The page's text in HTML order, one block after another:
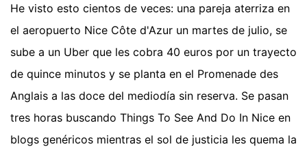
He visto esto cientos de veces: una pareja aterriza en
el aeropuerto Nice Côte d'Azur un martes de julio, se
sube a un Uber que les cobra 40 euros por un trayecto
de quince minutos y se planta en el Promenade des
Anglais a las doce del mediodía sin reserva. Se pasan
tres horas buscando Things To See And Do In Nice en
blogs genéricos mientras el sol de justicia les quema la